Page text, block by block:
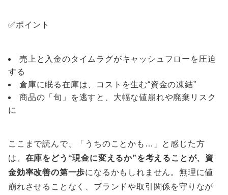
✅ポイント
売上と入金のタイムラグがキャッシュフローを圧迫
する
倉庫に眠る在庫は、コストを生む“資金の凍結”
商品の「旬」を逃すと、大幅な値崩れや廃棄リスク
に
ここまで読んで、「うちのことかも…」と感じた方
は、 在庫をどう“現金に変えるか”を考えることが、資
金効率改善の第一歩になるかもしれません。無理に値
崩れさせることなく、ブランドや取引関係を守りなが